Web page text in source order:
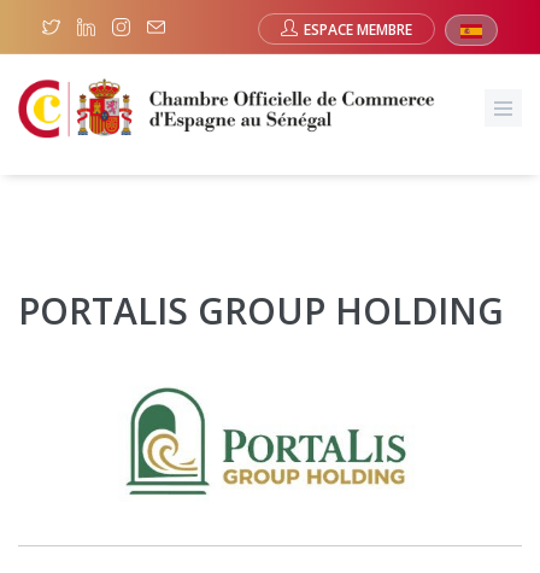
ESPACE MEMBRE
PORTALIS GROUP HOLDING